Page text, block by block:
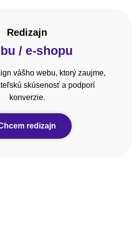
Redizajn
/ e-shopu
vášho webu, ktorý zaujme,
skúsenosť a podporí
konverzie.
redizajn